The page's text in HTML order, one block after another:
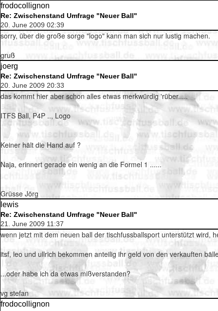
frodocollignon
Re: Zwischenstand Umfrage "Neuer Ball"
20. June 2009 02:39
sorry, über die große sorge "logo" kann man sich nur lustig machen.
gruß
joerg
Re: Zwischenstand Umfrage "Neuer Ball"
20. June 2009 20:33
das kommt hier aber schon alles etwas merkwürdig 'rüber.....
ITFS Ball, P4P .., Logo
Keiner hält die Hand auf ?
Naja, erinnert gerade ein wenig an die Formel 1 ......
Grüsse Jörg
lewis
Re: Zwischenstand Umfrage "Neuer Ball"
21. June 2009 11:37
wenn jetzt mit dem neuen ball der tischfussballsport unterstützt wird,
itsf, leo und ullrich bekommen anteilig ihr geld von den verkauften
...oder habe ich da etwas mißverstanden?
vg stefan
frodocollignon